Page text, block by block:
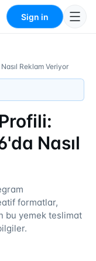
Sign in
Reklam Veriyor
Nasıl
formatlar,
bu yemek teslimat